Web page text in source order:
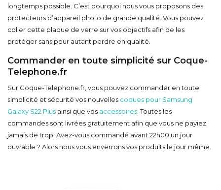
longtemps possible. C’est pourquoi nous vous proposons des
protecteurs d’appareil photo de grande qualité. Vous pouvez
coller cette plaque de verre sur vos objectifs afin de les
protéger sans pour autant perdre en qualité.
Commander en toute simplicité sur Coque-
Telephone.fr
Sur Coque-Telephone.fr, vous pouvez commander en toute
simplicité et sécurité vos nouvelles coques pour Samsung
Galaxy S22 Plus ainsi que vos accessoires . Toutes les
commandes sont livrées gratuitement afin que vous ne payiez
jamais de trop. Avez-vous commandé avant 22h00 un jour
ouvrable ? Alors nous vous enverrons vos produits le jour même.